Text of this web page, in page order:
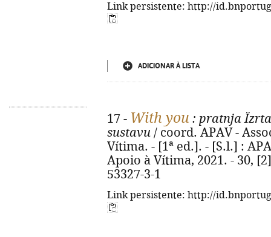
Link persistente: http://
ADICIONAR À LISTA
17 - With you : pratnja
sustavu / coord. APAV -
Vítima. - [1ª ed.]. - [S.l.] :
Apoio à Vítima, 2021. - 30,
53327-3-1
Link persistente: http://